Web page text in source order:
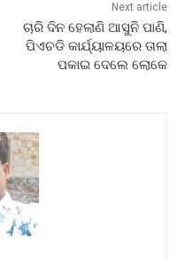
Next article
ଚାରି ଦିନ ହେଲାଣି ଆସୁନି ପାଣି,
ପିଏଚଡି କାର୍ଯ୍ୟାଳୟରେ ତାଲା
ପକାଇ ଦେଲେ ଲୋକେ